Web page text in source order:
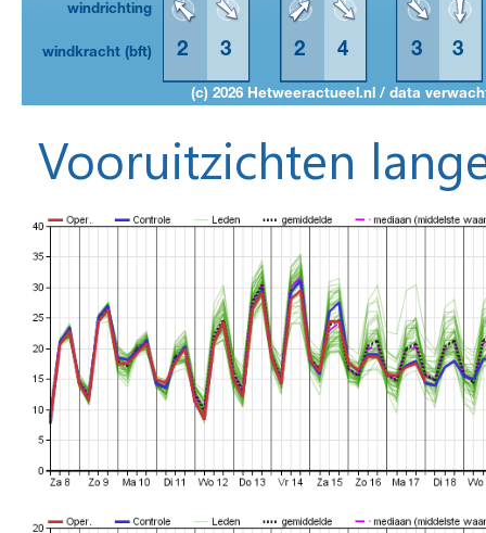
Vooruitzichten